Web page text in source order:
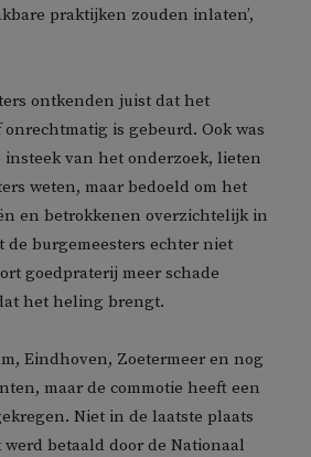
praktijken zouden inlaten’,
ontkenden juist dat het
is gebeurd. Ook was
van het onderzoek, lieten
weten, maar bedoeld om het
en betrokkenen overzichtelijk in
de burgemeesters echter niet
goedpraterij meer schade
het heling brengt.
Eindhoven, Zoetermeer en nog
maar de commotie heeft een
Niet in de laatste plaats
betaald door de Nationaal